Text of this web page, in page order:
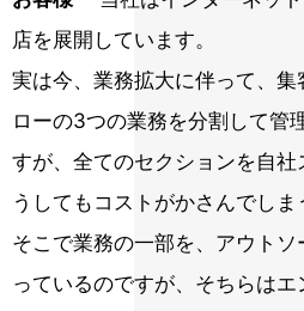
店を展開しています。
実は今、業務拡大に伴って、集
ローの3つの業務を分割して管
すが、全てのセクションを自
うしてもコストがかさんでしま
そこで業務の一部を、アウト
っているのですが、そちらは